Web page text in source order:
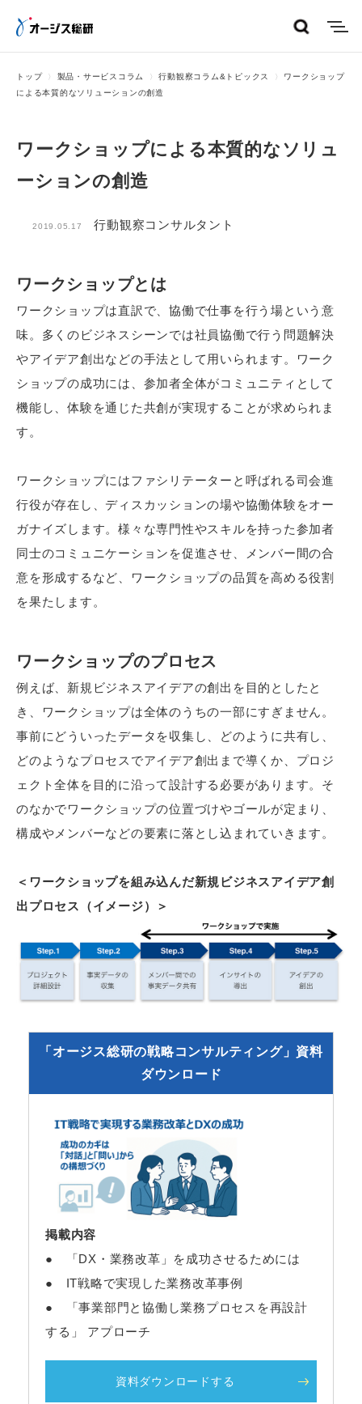
トップ 製品・サービスコラム 行動観察コラム&トピックス
ワークショップ
による本質的なソリューションの創造
ワークショップによる本質的なソリュ
ーションの創造
2019.05.17 行動観察コンサルタント
ワークショップとは
ワークショップは直訳で、協働で仕事を行う場という意
味。多くのビジネスシーンでは社員協働で行う問題解決
やアイデア創出などの手法として用いられます。ワーク
ショップの成功には、参加者全体がコミュニティとして
機能し、体験を通じた共創が実現することが求められま
す。
ワークショップにはファシリテーターと呼ばれる司会進
行役が存在し、ディスカッションの場や協働体験をオー
ガナイズします。様々な専門性やスキルを持った参加者
同士のコミュニケーションを促進させ、メンバー間の合
意を形成するなど、ワークショップの品質を高める役割
を果たします。
ワークショップのプロセス
例えば、新規ビジネスアイデアの創出を目的としたと
き、ワークショップは全体のうちの一部にすぎません。
事前にどういったデータを収集し、どのように共有し、
どのようなプロセスでアイデア創出まで導くか、プロジ
ェクト全体を目的に沿って設計する必要があります。そ
のなかでワークショップの位置づけやゴールが定まり、
構成やメンバーなどの要素に落とし込まれていきます。
＜ワークショップを組み込んだ新規ビジネスアイデア創
出プロセス（イメージ）＞
「オージス総研の戦略コンサルティング」資料
ダウンロード
掲載内容
● 「DX・業務改革」を成功させるためには
● IT戦略で実現した業務改革事例
● 「事業部門と協働し業務プロセスを再設計
する」 アプローチ
資料ダウンロードする